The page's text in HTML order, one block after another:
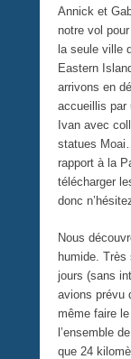
Annick et
notre vol
la seule ville
Eastern
arrivons en
accueillis par
Ivan avec
statues
rapport à la
télécharger
donc
Nous
humide.
jours (sans
avions prévu
même faire
l’ensemble
que 24